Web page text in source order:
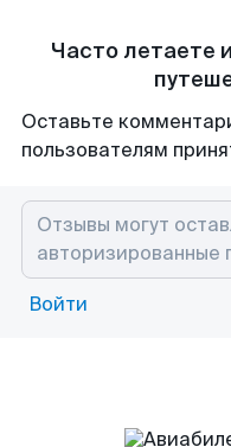
Часто летаете
Оставьте
пользователям
Войти